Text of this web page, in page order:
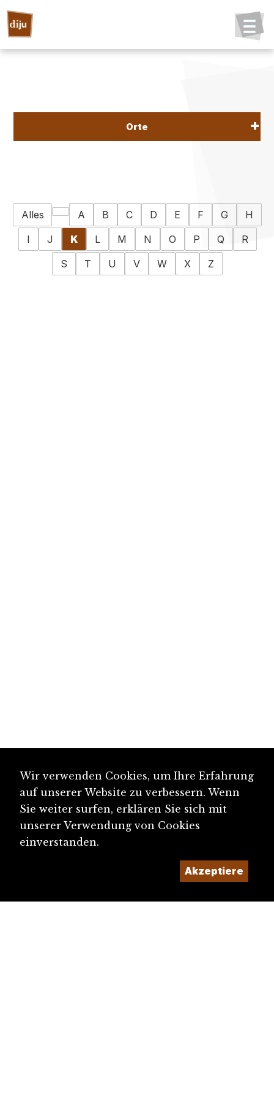
Orte
Alles A B C D E F G
H
I
J K L M N O P Q
R
S
T U V W X Z
Wir verwenden Cookies, um Ihre Erfahrung
auf unserer Website zu verbessern. Wenn
Sie weiter surfen, erklären Sie sich mit
unserer Verwendung von Cookies
einverstanden.
Akzeptiere